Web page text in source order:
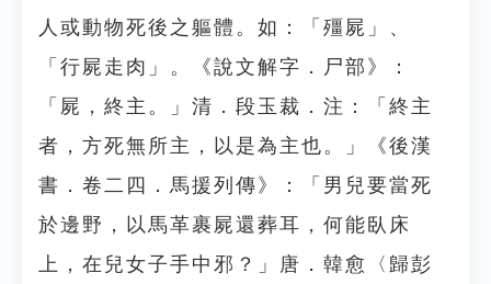
人或動物死後之軀體。如：「殭屍」、
「行屍走肉」。《說文解字．尸部》：
「屍，終主。」清．段玉裁．注：「終主
者，方死無所主，以是為主也。」《後漢
書．卷二四．馬援列傳》：「男兒要當死
於邊野，以馬革裹屍還葬耳，何能臥床
上，在兒女子手中邪？」唐．韓愈〈歸彭